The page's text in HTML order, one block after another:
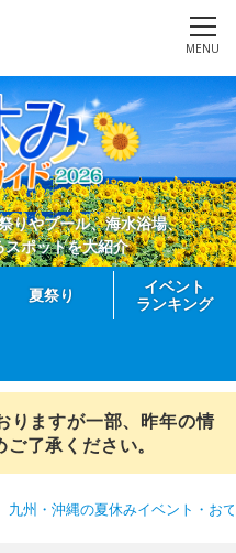
MENU
りやプール、海水浴場、
ポットを大紹介
夏祭り
イベント
ランキング
りますが一部、昨年の情
了承ください。
九州・沖縄の夏休みイベント・お